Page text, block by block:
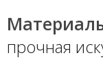
прочная